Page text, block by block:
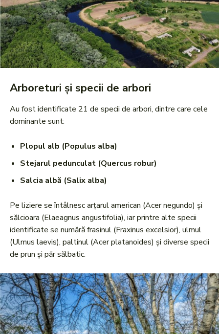
Arboreturi și specii de arbori
Au fost identificate 21 de specii de arbori, dintre care cele
dominante sunt:
Plopul alb (Populus alba)
Stejarul pedunculat (Quercus robur)
Salcia albă (Salix alba)
Pe liziere se întâlnesc arțarul american (Acer negundo) și
sălcioara (Elaeagnus angustifolia), iar printre alte specii
identificate se numără frasinul (Fraxinus excelsior), ulmul
(Ulmus laevis), paltinul (Acer platanoides) și diverse specii
de prun și păr sălbatic.